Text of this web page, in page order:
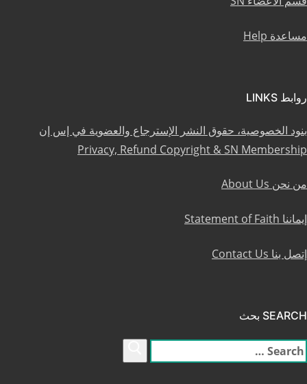
مساعدة Help
روابط LINKS
بنود الخصوصية، حقوق النشر الإسترجاع والعضوية في إس إن
Privacy, Refund Copyright & SN Membership
من نحن About Us
إيماننا Statement of Faith
إتصل بنا Contact Us
SEARCH بحث
البحث
عن: